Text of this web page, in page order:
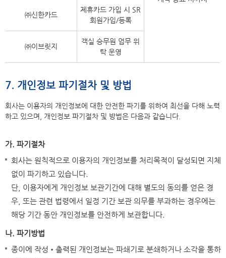
㈜신한카드
제휴카드 가입 시 SR
회원가입/등록
㈜이브릿지
객실 승무원 업무 위
탁 운영
7. 개인정보 파기절차 및 방법
회사는 이용자의 개인정보에 대한 안전한 파기를 위하여 최선을 다해 노력
하고 있으며, 개인정보 파기절차 및 방법은 다음과 같습니다.
가. 파기절차
회사는 원칙적으로 이용자의 개인정보를 처리목적이 달성되면 지체
없이 파기하고 있습니다.
단, 이용자에게 개인정보 보관기간에 대해 별도의 동의를 얻은 경
우, 또는 관련 법령에서 일정 기간 보관 의무를 부과하는 경우에는
해당 기간 동안 개인정보를 안전하게 보관합니다.
나. 파기방법
종이에 작성•출력된 개인정보는 파쇄기로 분쇄하거나 소각을 통하